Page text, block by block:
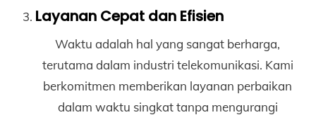
Layanan Cepat dan Efisien
Waktu adalah hal yang sangat berharga,
terutama dalam industri telekomunikasi. Kami
berkomitmen memberikan layanan perbaikan
dalam waktu singkat tanpa mengurangi